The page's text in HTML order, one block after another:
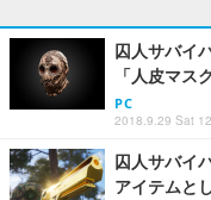
囚人サバイ
「人皮マ
PC
2018.9.29 Sat
囚人サバイ
アイテムと